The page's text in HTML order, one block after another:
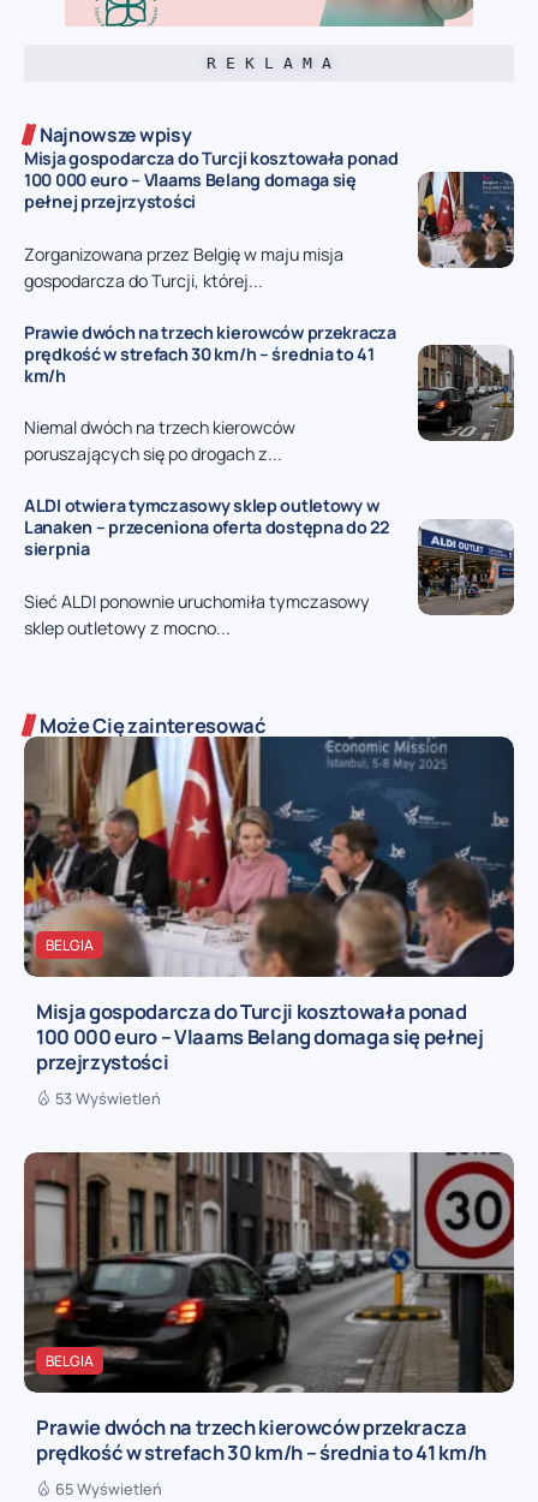
R E K L A M A
Najnowsze wpisy
Misja gospodarcza do Turcji kosztowała ponad
100 000 euro – Vlaams Belang domaga się
pełnej przejrzystości
Zorganizowana przez Belgię w maju misja
gospodarcza do Turcji, której...
Prawie dwóch na trzech kierowców przekracza
prędkość w strefach 30 km/h – średnia to 41
km/h
Niemal dwóch na trzech kierowców
poruszających się po drogach z...
ALDI otwiera tymczasowy sklep outletowy w
Lanaken – przeceniona oferta dostępna do 22
sierpnia
Sieć ALDI ponownie uruchomiła tymczasowy
sklep outletowy z mocno...
Może Cię zainteresować
BELGIA
Misja gospodarcza do Turcji kosztowała ponad
100 000 euro – Vlaams Belang domaga się pełnej
przejrzystości
53 Wyświetleń
BELGIA
Prawie dwóch na trzech kierowców przekracza
prędkość w strefach 30 km/h – średnia to 41 km/h
65 Wyświetleń